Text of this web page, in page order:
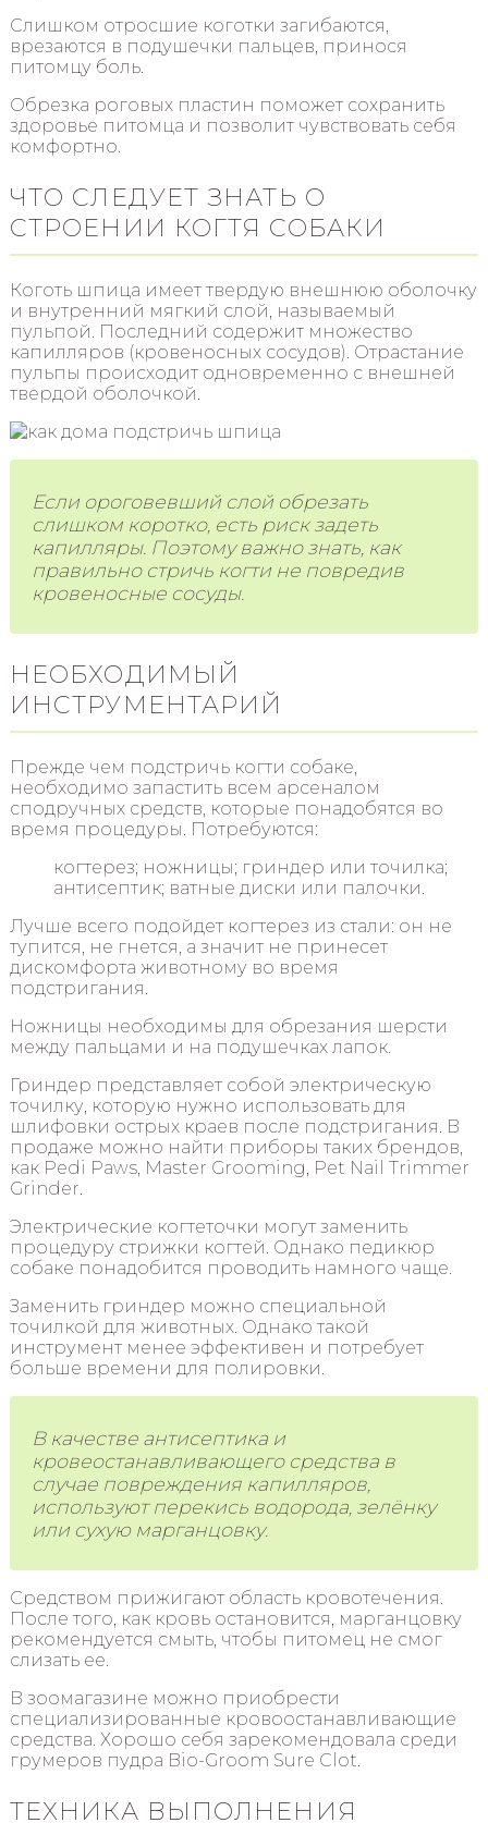
Слишком отросшие коготки загибаются,
врезаются в подушечки пальцев, принося
питомцу боль.
Обрезка роговых пластин поможет сохранить
здоровье питомца и позволит чувствовать себя
комфортно.
ЧТО СЛЕДУЕТ ЗНАТЬ О
СТРОЕНИИ КОГТЯ СОБАКИ
Коготь шпица имеет твердую внешнюю оболочку
и внутренний мягкий слой, называемый
пульпой. Последний содержит множество
капилляров (кровеносных сосудов). Отрастание
пульпы происходит одновременно с внешней
твердой оболочкой.
Если ороговевший слой обрезать
слишком коротко, есть риск задеть
капилляры. Поэтому важно знать, как
правильно стричь когти не повредив
кровеносные сосуды.
НЕОБХОДИМЫЙ
ИНСТРУМЕНТАРИЙ
Прежде чем подстричь когти собаке,
необходимо запастить всем арсеналом
сподручных средств, которые понадобятся во
время процедуры. Потребуются:
когтерез; ножницы; гриндер или точилка;
антисептик; ватные диски или палочки.
Лучше всего подойдет когтерез из стали: он не
тупится, не гнется, а значит не принесет
дискомфорта животному во время
подстригания.
Ножницы необходимы для обрезания шерсти
между пальцами и на подушечках лапок.
Гриндер представляет собой электрическую
точилку, которую нужно использовать для
шлифовки острых краев после подстригания. В
продаже можно найти приборы таких брендов,
как Pedi Paws, Master Grooming, Pet Nail Trimmer
Grinder.
Электрические когтеточки могут заменить
процедуру стрижки когтей. Однако педикюр
собаке понадобится проводить намного чаще.
Заменить гриндер можно специальной
точилкой для животных. Однако такой
инструмент менее эффективен и потребует
больше времени для полировки.
В качестве антисептика и
кровеостанавливающего средства в
случае повреждения капилляров,
используют перекись водорода, зелёнку
или сухую марганцовку.
Средством прижигают область кровотечения.
После того, как кровь остановится, марганцовку
рекомендуется смыть, чтобы питомец не смог
слизать ее.
В зоомагазине можно приобрести
специализированные кровоостанавливающие
средства. Хорошо себя зарекомендовала среди
грумеров пудра Bio-Groom Sure Clot.
ТЕХНИКА ВЫПОЛНЕНИЯ